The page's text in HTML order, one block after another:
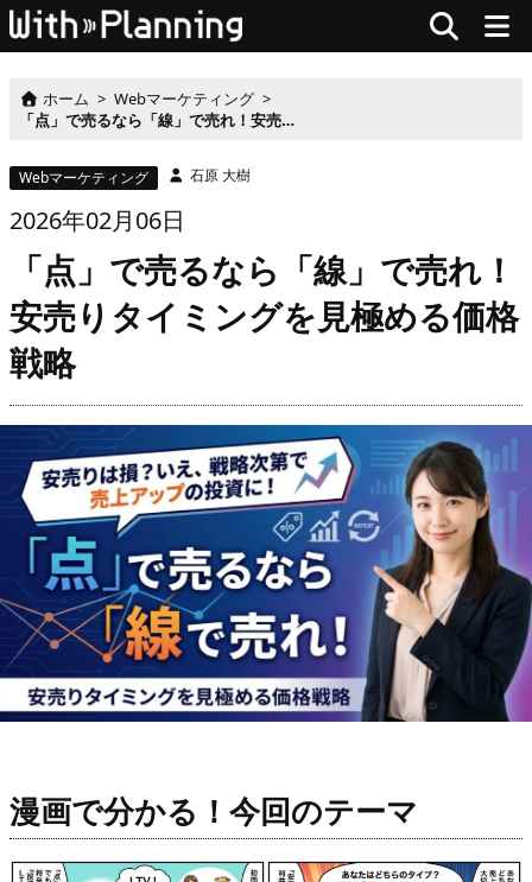
ホーム > Webマーケティング >
「点」で売るなら「線」で売れ！安売りタイミングを見極める価格戦略
Webマーケティング 石原 大樹
2026年02月06日
「点」で売るなら「線」で売れ！
安売りタイミングを見極める価格
戦略
漫画で分かる！今回のテーマ